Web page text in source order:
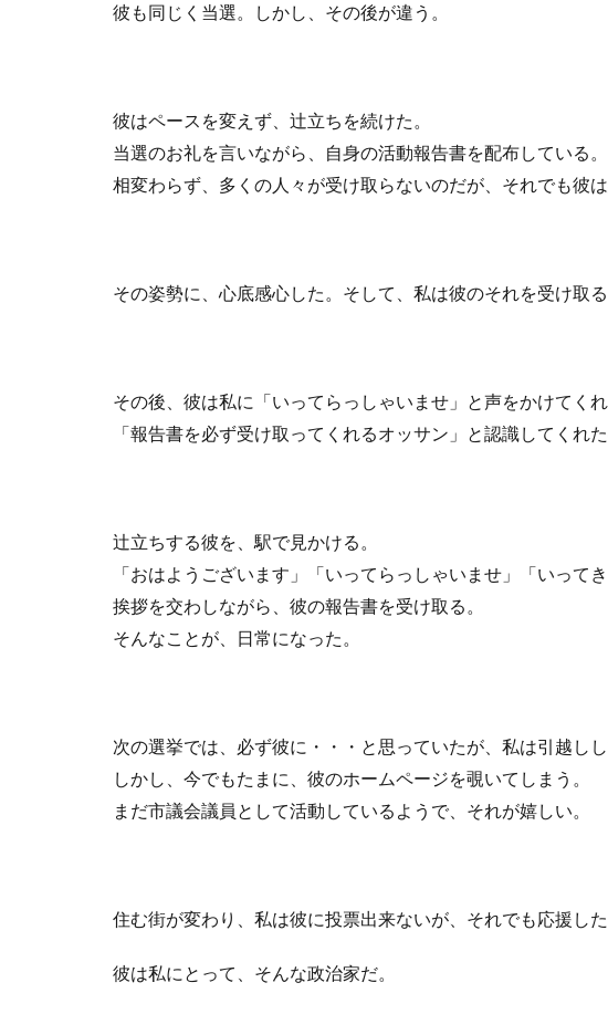
彼も同じく当選。しかし、その後が違う。
彼はペースを変えず、辻立ちを続けた。
当選のお礼を言いながら、自身の活動報告書を配布している。
相変わらず、多くの人々が受け取らないのだが、それでも彼は
その姿勢に、心底感心した。そして、私は彼のそれを受け取る
その後、彼は私に「いってらっしゃいませ」と声をかけてくれ
「報告書を必ず受け取ってくれるオッサン」と認識してくれた
辻立ちする彼を、駅で見かける。
「おはようございます」「いってらっしゃいませ」「いってき
挨拶を交わしながら、彼の報告書を受け取る。
そんなことが、日常になった。
次の選挙では、必ず彼に・・・と思っていたが、私は引越しし
しかし、今でもたまに、彼のホームページを覗いてしまう。
まだ市議会議員として活動しているようで、それが嬉しい。
住む街が変わり、私は彼に投票出来ないが、それでも応援した
彼は私にとって、そんな政治家だ。